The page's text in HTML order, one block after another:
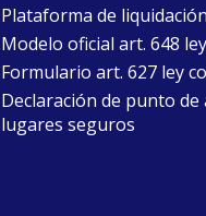
Plataforma de
Modelo oficial art. 648
Formulario art. 627 ley
Declaración de punto de
lugares seguros